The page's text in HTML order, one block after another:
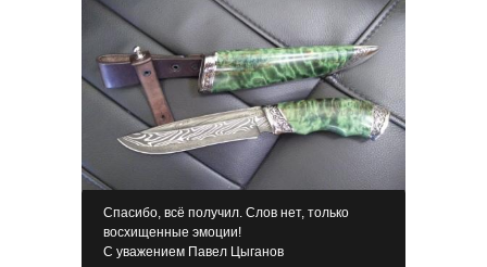
Спасибо, всё получил. Слов нет, только
восхищенные эмоции!
С уважением Павел Цыганов